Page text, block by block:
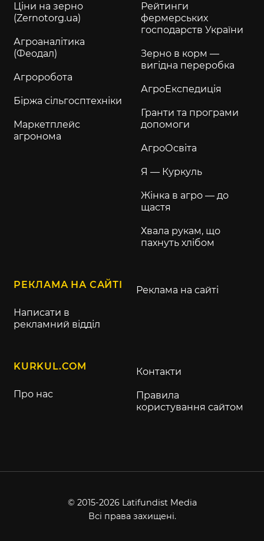
Ціни на зерно
(Zernotorg.ua)
Агроаналітика
(Феодал)
Агроробота
Біржа сільгосптехніки
Маркетплейс
агронома
Рейтинги
фермерських
господарств України
Зерно в корм —
вигідна переробка
АгроЕкспедиція
Гранти та програми
допомоги
АгроОсвіта
Я — Куркуль
Жінка в агро — до
щастя
Хвала рукам, що
пахнуть хлібом
РЕКЛАМА НА САЙТІ
Написати в
рекламний відділ
Реклама на сайті
KURKUL.COM
Про нас
Контакти
Правила
користування сайтом
© 2015-2026 Latifundist Media
Всі права захищені.